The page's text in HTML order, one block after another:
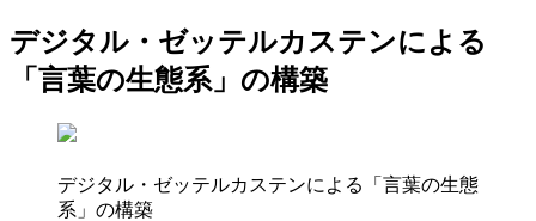
デジタル・ゼッテルカステンによる
「言葉の生態系」の構築
デジタル・ゼッテルカステンによる「言葉の生態
系」の構築